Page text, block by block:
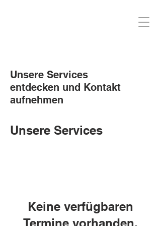
Unsere Services
entdecken und Kontakt
aufnehmen
Unsere Services
Keine verfügbaren
Termine vorhanden.